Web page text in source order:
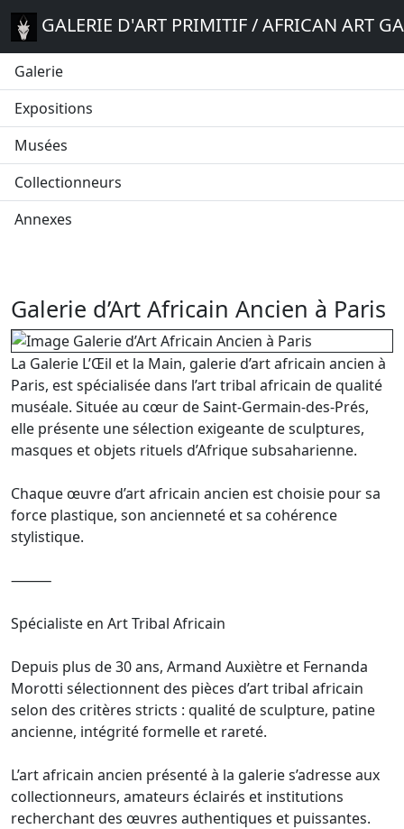
GALERIE D'ART PRIMITIF / AFRICAN ART
Galerie
Expositions
Musées
Collectionneurs
Annexes
Galerie d’Art Africain Ancien à Paris
La Galerie L’Œil et la Main, galerie d’art africain ancien à
Paris, est spécialisée dans l’art tribal africain de qualité
muséale. Située au cœur de Saint-Germain-des-Prés,
elle présente une sélection exigeante de sculptures,
masques et objets rituels d’Afrique subsaharienne.
Chaque œuvre d’art africain ancien est choisie pour sa
force plastique, son ancienneté et sa cohérence
stylistique.
⸻
Spécialiste en Art Tribal Africain
Depuis plus de 30 ans, Armand Auxiètre et Fernanda
Morotti sélectionnent des pièces d’art tribal africain
selon des critères stricts : qualité de sculpture, patine
ancienne, intégrité formelle et rareté.
L’art africain ancien présenté à la galerie s’adresse aux
collectionneurs, amateurs éclairés et institutions
recherchant des œuvres authentiques et puissantes.